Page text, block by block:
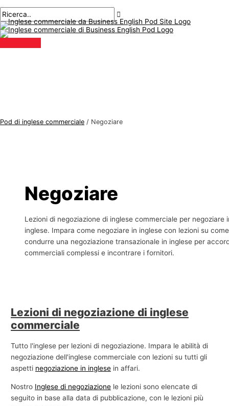
al
contenuto
principale
Pod di inglese commerciale / Negoziare
Negoziare
Lezioni di negoziazione di inglese commerciale per negoziare
inglese. Impara come negoziare in inglese con lezioni su come
condurre una negoziazione transazionale in inglese per
commerciali complessi e incontrare i fornitori.
Lezioni di negoziazione di inglese
commerciale
Tutto l'inglese per lezioni di negoziazione. Impara le abilità di
negoziazione dell'inglese commerciale con lezioni su tutti gli
aspetti negoziazione in inglese in affari.
Nostro Inglese di negoziazione le lezioni sono elencate di
seguito in base alla data di pubblicazione, con le lezioni più
A
r
g
o
e
r
C
e
r
c